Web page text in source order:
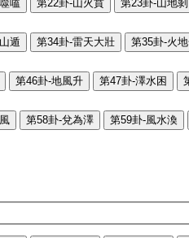
嗑 第22卦-山火賁 第23卦-山地剝
遁 第34卦-雷天大壯 第35卦-火
第46卦-地風升 第47卦-澤水困
第58卦-兌為澤 第59卦-風水渙